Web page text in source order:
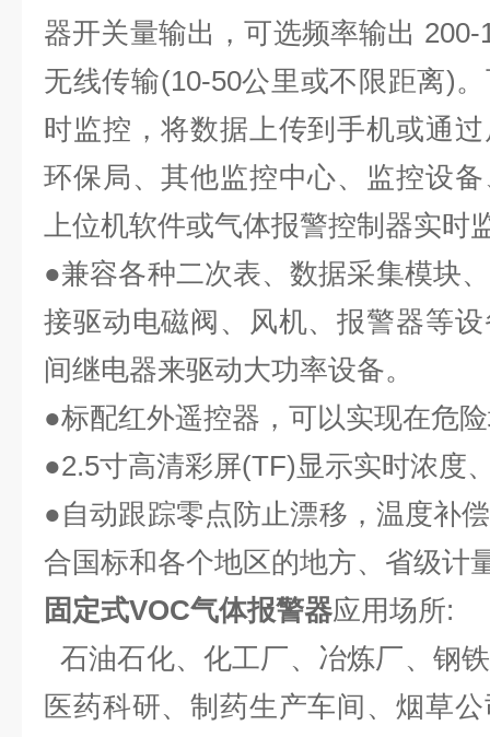
器开关量输出，可选频率输出
无线传输(10-50公里或不限距离)
时监控，将数据上传到手机或通
环保局、其他监控中心、监控设
上位机软件或气体报警控制器实时
●兼容各种二次表、数据采集模块
接驱动电磁阀、风机、报警器等
间继电器来驱动大功率设备。
●标配红外遥控器，可以实现在危
●2.5寸高清彩屏(TF)显示实时浓度
●自动跟踪零点防止漂移，温度补
合国标和各个地区的地方、省级计
固定式VOC气体报警器应用场所:
石油石化、化工厂、冶炼厂、钢
医药科研、制药生产车间、烟草